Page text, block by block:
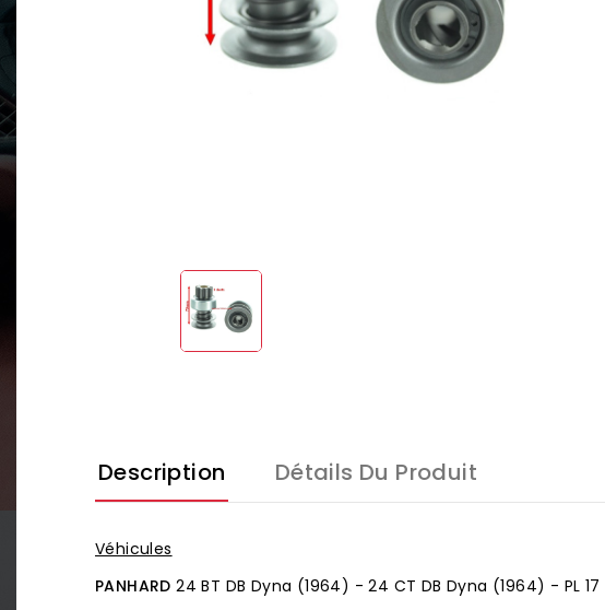
Description Détails Du Produit
Véhicules
PANHARD 24 BT DB Dyna (1964) - 24 CT DB Dyna (1964) - PL 17